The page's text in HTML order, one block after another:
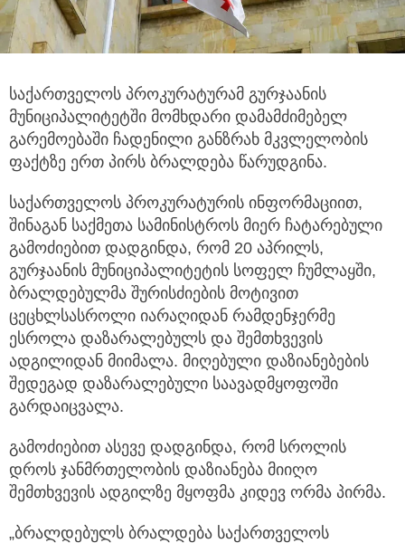
საქართველოს პროკურატურამ გურჯაანის
მუნიციპალიტეტში მომხდარი დამამძიმებელ
გარემოებაში ჩადენილი განზრახ მკვლელობის
ფაქტზე ერთ პირს ბრალდება წარუდგინა.
საქართველოს პროკურატურის ინფორმაციით,
შინაგან საქმეთა სამინისტროს მიერ ჩატარებული
გამოძიებით დადგინდა, რომ 20 აპრილს,
გურჯაანის მუნიციპალიტეტის სოფელ ჩუმლაყში,
ბრალდებულმა შურისძიების მოტივით
ცეცხლსასროლი იარაღიდან რამდენჯერმე
ესროლა დაზარალებულს და შემთხვევის
ადგილიდან მიიმალა. მიღებული დაზიანებების
შედეგად დაზარალებული საავადმყოფოში
გარდაიცვალა.
გამოძიებით ასევე დადგინდა, რომ სროლის
დროს ჯანმრთელობის დაზიანება მიიღო
შემთხვევის ადგილზე მყოფმა კიდევ ორმა პირმა.
„ბრალდებულს ბრალდება საქართველოს